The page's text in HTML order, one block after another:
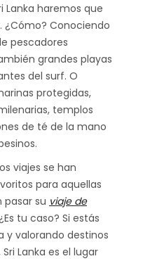
Lanka haremos que
¿Cómo? Conociendo
pescadores
grandes playas
del surf. O
protegidas,
templos
de té de la mano
viajes se han
para aquellas
pasar su viaje de
tu caso? Si estás
y valorando destinos
Lanka es el lugar